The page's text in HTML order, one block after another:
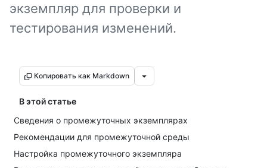
экземпляр для проверки и
тестирования изменений.
Копировать как Markdown
В этой статье
Сведения о промежуточных экземплярах
Рекомендации для промежуточной среды
Настройка промежуточного экземпляра